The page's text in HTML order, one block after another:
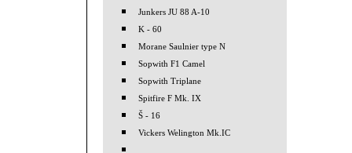
Junkers JU 88 A-10
K - 60
Morane Saulnier type N
Sopwith F1 Camel
Sopwith Triplane
Spitfire F Mk. IX
Š - 16
Vickers Welington Mk.IC